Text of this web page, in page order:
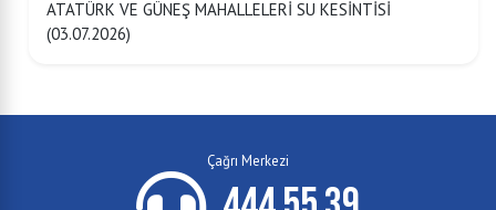
ATATÜRK VE GÜNEŞ MAHALLELERİ SU KESİNTİSİ
(03.07.2026)
Çağrı Merkezi